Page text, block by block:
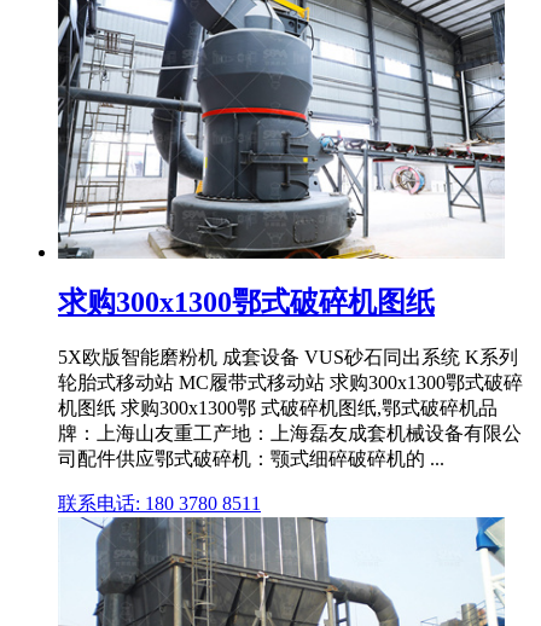
求购300x1300鄂式破碎机图纸
5X欧版智能磨粉机 成套设备 VUS砂石同出系统 K系列
轮胎式移动站 MC履带式移动站 求购300x1300鄂式破碎
机图纸 求购300x1300鄂 式破碎机图纸,鄂式破碎机品
牌：上海山友重工产地：上海磊友成套机械设备有限公
司配件供应鄂式破碎机：颚式细碎破碎机的 ...
联系电话: 180 3780 8511